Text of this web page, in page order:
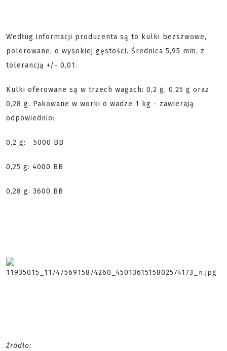
Według informacji producenta są to kulki bezszwowe,
polerowane, o wysokiej gęstości. Średnica 5,95 mm, z
tolerancją +/- 0,01.
Kulki oferowane są w trzech wagach: 0,2 g, 0,25 g oraz
0,28 g. Pakowane w worki o wadze 1 kg - zawierają
odpowiednio:
0,2 g: 5000 BB
0,25 g: 4000 BB
0,28 g: 3600 BB
Źródło: